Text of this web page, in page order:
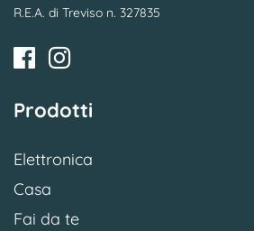
R.E.A. di Treviso n. 327835
Prodotti
Elettronica
Casa
Fai da te